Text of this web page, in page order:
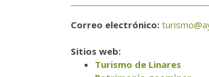
Correo electrónico:
Sitios web:
Turismo de Linares